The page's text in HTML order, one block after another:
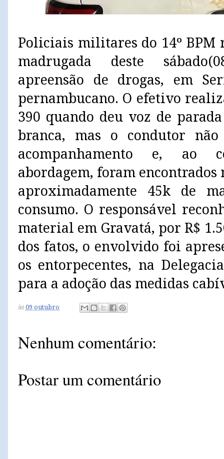
Policiais militares do 14º
madrugada deste
apreensão de drogas, em
pernambucano. O efetivo
390 quando deu voz de
branca, mas o condutor
acompanhamento e, ao
abordagem, foram
aproximadamente 45k de
consumo. O responsável
material em Gravatá, por R$
dos fatos, o envolvido foi
os entorpecentes, na
para a adoção das medidas
às 09 outubro
Nenhum comentário:
Postar um comentário